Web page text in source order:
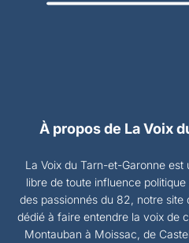
À propos de La Voix
La Voix du Tarn-et-Garonne
libre de toute influence
des passionnés du 82, notre
dédié à faire entendre la voix de
Montauban à Moissac, de